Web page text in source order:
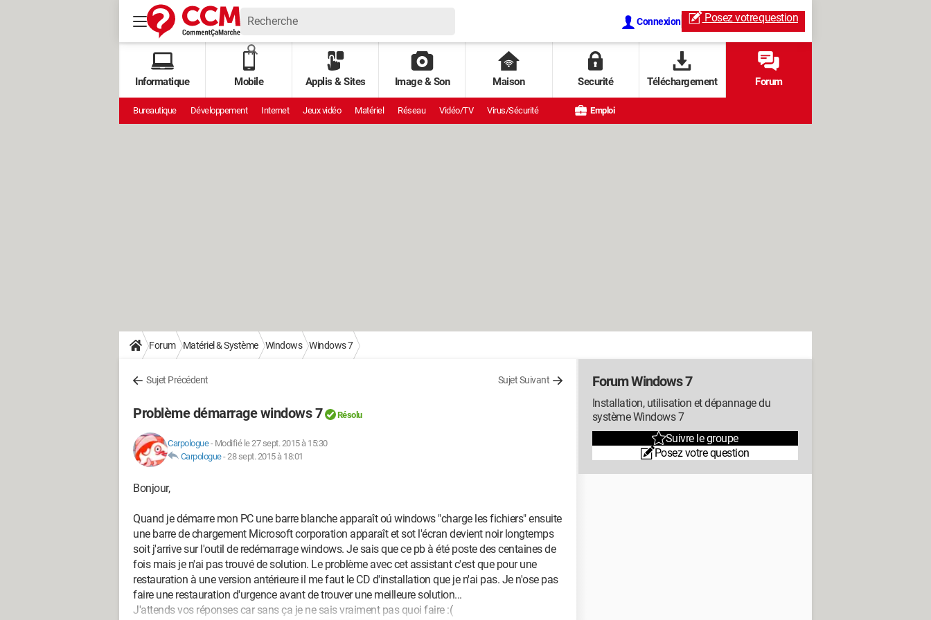
Connexion Posez votrequestion
Informatique Mobile Applis & Sites Image & Son Maison Securité Téléchargement Forum
Bureautique Développement Internet Jeux vidéo Matériel Réseau Vidéo/TV Virus/Sécurité Emploi
Forum Matériel & Système Windows Windows 7
Sujet Précédent Sujet Suivant
Problème démarrage windows 7 Résolu
Carpologue- Modifié le 27 sept. 2015 à 15:30
Carpologue-28 sept. 2015 à 18:01
Bonjour,
Quand je démarre mon PC une barre blanche apparaît oú windows "charge les fichiers" ensuite
une barre de chargement Microsoft corporation apparaît et sot l'écran devient noir longtemps
soit j'arrive sur l'outil de redémarrage windows. Je sais que ce pb à été poste des centaines de
fois mais je n'ai pas trouvé de solution. Le problème avec cet assistant c'est que pour une
restauration à une version antérieure il me faut le CD d'installation que je n'ai pas. Je n'ose pas
faire une restauration d'urgence avant de trouver une meilleure solution...
J'attends vos réponses car sans ça je ne sais vraiment pas quoi faire :(
Forum Windows 7
Installation, utilisation et dépannage du
système Windows 7
Suivre le groupe
Posez votre question